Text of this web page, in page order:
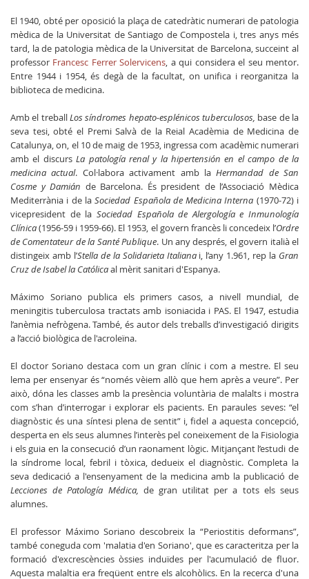
El 1940, obté per oposició la plaça de catedràtic numerari de patologia
mèdica de la Universitat de Santiago de Compostela i, tres anys més
tard, la de patologia mèdica de la Universitat de Barcelona, succeint al
professor Francesc Ferrer Solervicens, a qui considera el seu mentor.
Entre 1944 i 1954, és degà de la facultat, on unifica i reorganitza la
biblioteca de medicina.
Amb el treballLos síndromes hepato-esplénicos tuberculosos, base de la
seva tesi, obté el Premi Salvà de la Reial Acadèmia de Medicina de
Catalunya, on, el 10 de maig de 1953, ingressa com acadèmic numerari
amb el discursLa patología renal y la hipertensión en el campo de la
medicina actual. Col·labora activament amb laHermandad de San
Cosme y Damián de Barcelona. És president de l’Associació Mèdica
Mediterrània i de laSociedad Española de Medicina Interna (1970-72) i
vicepresident de la Sociedad Española de Alergología e Inmunología
Clínica(1956-59 i 1959-66). El 1953, el govern francès li concedeix l’Ordre
de Comentateur de la Santé Publique. Un any després, el govern italià el
distingeix amb l’Stella de la Solidarieta Italianai, l’any 1.961, rep la Gran
Cruz de Isabel la Católicaal mèrit sanitari d'Espanya.
Máximo Soriano publica els primers casos, a nivell mundial, de
meningitis tuberculosa tractats amb isoniacida i PAS. El 1947, estudia
l’anèmia nefrògena. També, és autor dels treballs d’investigació dirigits
a l’acció biològica de l'acroleïna.
El doctor Soriano destaca com un gran clínic i com a mestre. El seu
lema per ensenyar és “només vèiem allò que hem après a veure”. Per
això, dóna les classes amb la presència voluntària de malalts i mostra
com s’han d’interrogar i explorar els pacients. En paraules seves: “el
diagnòstic és una síntesi plena de sentit” i, fidel a aquesta concepció,
desperta en els seus alumnes l’interès pel coneixement de la Fisiologia
i els guia en la consecució d’un raonament lògic. Mitjançant l’estudi de
la síndrome local, febril i tòxica, dedueix el diagnòstic. Completa la
seva dedicació a l'ensenyament de la medicina amb la publicació de
Lecciones de Patología Médica, de gran utilitat per a tots els seus
alumnes.
El professor Máximo Soriano descobreix la “Periostitis deformans”,
també coneguda com 'malatia d'en Soriano', que es caracteritza per la
formació d'excrescències òssies induïdes per l'acumulació de fluor.
Aquesta malaltia era freqüent entre els alcohòlics. En la recerca d'una